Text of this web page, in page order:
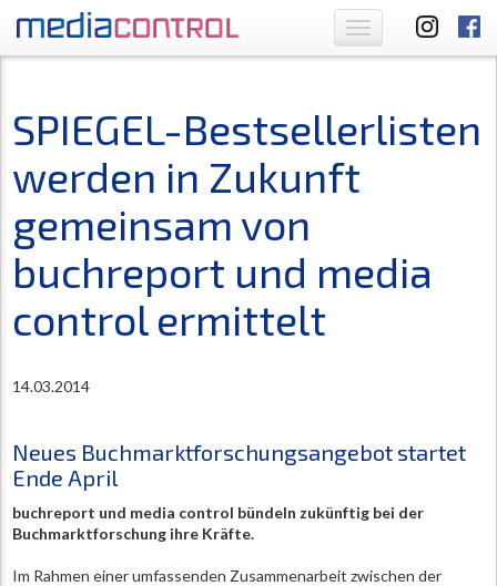
Toggle
navigation
SPIEGEL-Bestsellerlisten
werden in Zukunft
gemeinsam von
buchreport und media
control ermittelt
14.03.2014
Neues Buchmarktforschungsangebot startet
Ende April
buchreport und media control bündeln zukünftig bei der
Buchmarktforschung ihre Kräfte.
Im Rahmen einer umfassenden Zusammenarbeit zwischen der